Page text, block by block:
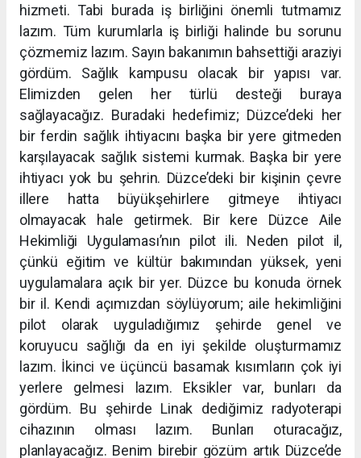
hizmeti. Tabi burada iş birliğini önemli tutmamız
lazım. Tüm kurumlarla iş birliği halinde bu sorunu
çözmemiz lazım. Sayın bakanımın bahsettiği araziyi
gördüm. Sağlık kampusu olacak bir yapısı var.
Elimizden gelen her türlü desteği buraya
sağlayacağız. Buradaki hedefimiz; Düzce’deki her
bir ferdin sağlık ihtiyacını başka bir yere gitmeden
karşılayacak sağlık sistemi kurmak. Başka bir yere
ihtiyacı yok bu şehrin. Düzce’deki bir kişinin çevre
illere hatta büyükşehirlere gitmeye ihtiyacı
olmayacak hale getirmek. Bir kere Düzce Aile
Hekimliği Uygulaması’nın pilot ili. Neden pilot il,
çünkü eğitim ve kültür bakımından yüksek, yeni
uygulamalara açık bir yer. Düzce bu konuda örnek
bir il. Kendi açımızdan söylüyorum; aile hekimliğini
pilot olarak uyguladığımız şehirde genel ve
koruyucu sağlığı da en iyi şekilde oluşturmamız
lazım. İkinci ve üçüncü basamak kısımların çok iyi
yerlere gelmesi lazım. Eksikler var, bunları da
gördüm. Bu şehirde Linak dediğimiz radyoterapi
cihazının olması lazım. Bunları oturacağız,
planlayacağız. Benim birebir gözüm artık Düzce’de